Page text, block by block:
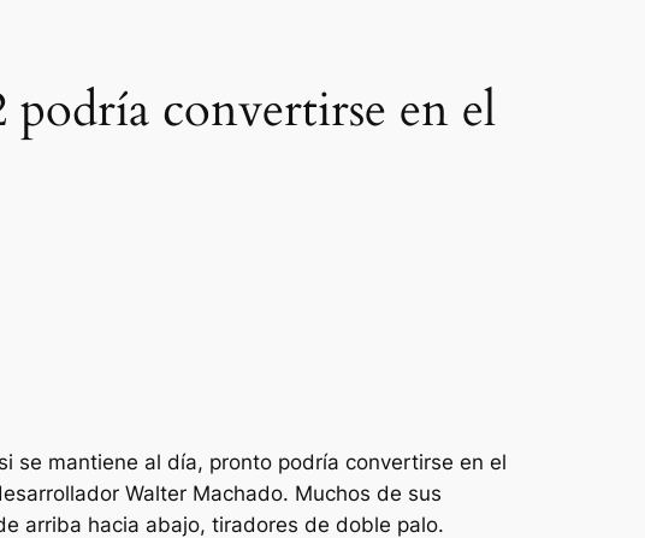
convertirse en el
se mantiene al día, pronto podría convertirse en el
Walter Machado. Muchos de sus
arriba hacia abajo, tiradores de doble palo.